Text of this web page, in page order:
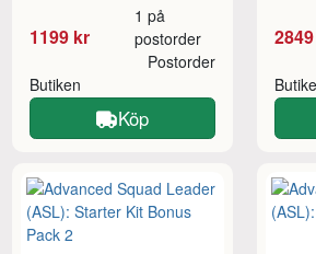
1199 kr
1 på
postorder
Butiken
Postorder
Köp